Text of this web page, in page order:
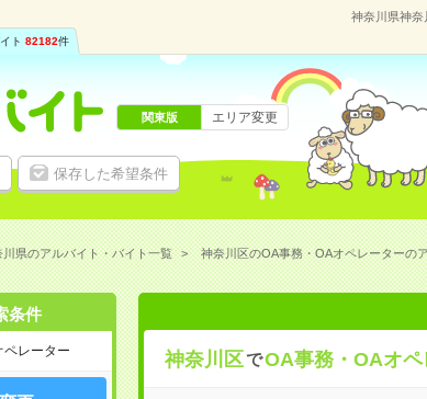
神奈川県神奈
ト 82182件
保存した希望条件
関東版 エリア変更
川県のアルバイト・バイト一覧 神奈川区のOA事務・OAオペレーターの
条件
ペレーター 神奈川区でOA事務・OAオペ